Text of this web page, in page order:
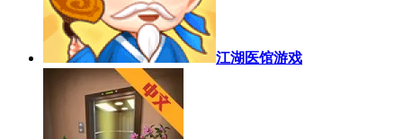
江湖医馆游戏